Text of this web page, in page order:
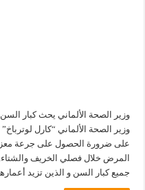
وزير الصحة الألماني يحث كبار
المرض خلال فصلي الخريف
جميع كبار السن و الذين تزيد أعمارهم عن 60 عاماً عدم